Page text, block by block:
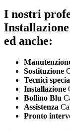
I nostri
ed anche:
Sostituzione
Tecnici
Installazione
Bollino Blu
Assistenza
Pronto